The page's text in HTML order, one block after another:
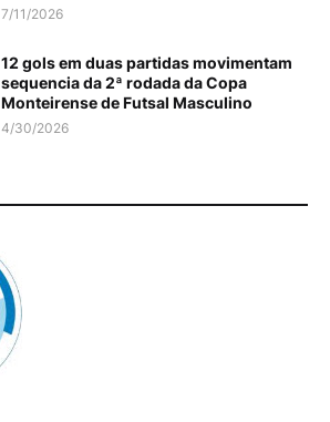
7/11/2026
12 gols em duas partidas movimentam
sequencia da 2ª rodada da Copa
Monteirense de Futsal Masculino
4/30/2026